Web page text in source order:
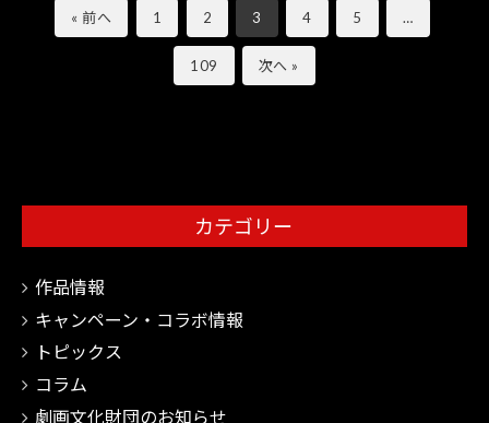
« 前へ 1 2 3 4 5 …
109 次へ »
カテゴリー
作品情報
キャンペーン・コラボ情報
トピックス
コラム
劇画文化財団のお知らせ